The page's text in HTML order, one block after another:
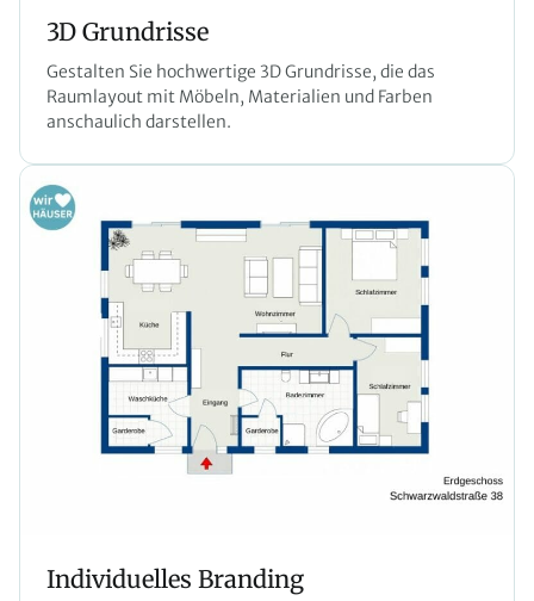
3D Grundrisse
Gestalten Sie hochwertige 3D Grundrisse, die das
Raumlayout mit Möbeln, Materialien und Farben
anschaulich darstellen.
Individuelles Branding